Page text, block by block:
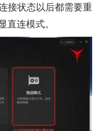
接状态以后都需要重
直连模式。